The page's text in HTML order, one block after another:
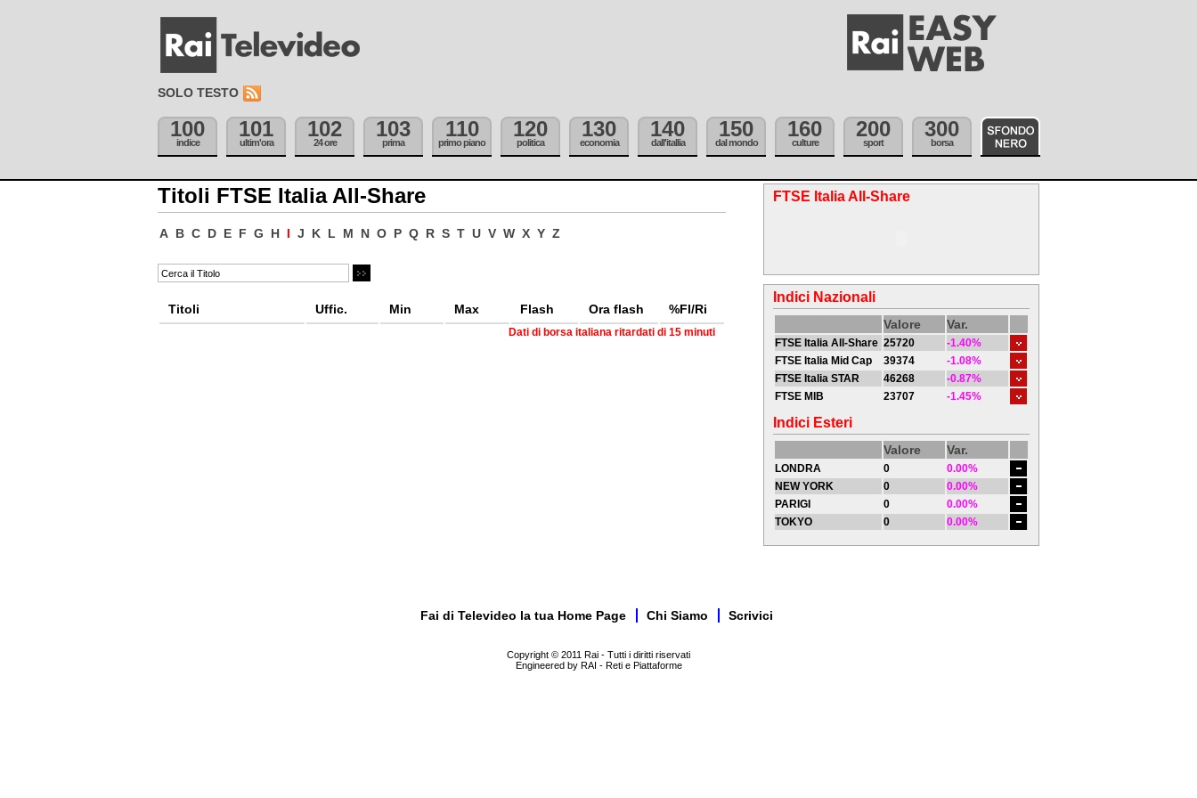
SOLO TESTO
100
indice
101
ultim'ora
102
24 ore
103
prima
110
primo piano
120
politica
130
economia
140
dall'itallia
150
dal mondo
160
culture
200
sport
300
borsa
Titoli FTSE Italia All-Share
A B C D E F G H I J K L M N O P Q R S T U V W X Y Z
Titoli Uffic. Min Max Flash Ora flash %Fl/Ri
Dati di borsa italiana ritardati di 15 minuti
FTSE Italia All-Share
Indici Nazionali
Valore Var.
FTSE Italia All-Share 25720
-1.40%
FTSE Italia Mid Cap
39374
-1.08%
FTSE Italia STAR
46268
-0.87%
FTSE MIB
23707 -1.45%
Indici Esteri
Valore Var.
LONDRA 0
0.00%
NEW YORK
0
0.00%
PARIGI
0
0.00%
TOKYO
0 0.00%
Fai di Televideo la tua Home Page Chi Siamo Scrivici
Copyright © 2011 Rai - Tutti i diritti riservati
Engineered by RAI - Reti e Piattaforme